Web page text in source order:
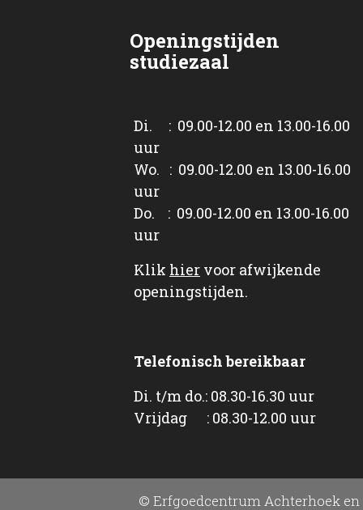
Openingstijden
studiezaal
Di. : 09.00-12.00 en 13.00-16.00
uur
Wo. : 09.00-12.00 en 13.00-16.00
uur
Do. : 09.00-12.00 en 13.00-16.00
uur
Klik hier voor afwijkende
openingstijden.
Telefonisch bereikbaar
Di. t/m do.: 08.30-16.30 uur
Vrijdag : 08.30-12.00 uur
© Erfgoedcentrum Achterhoek en